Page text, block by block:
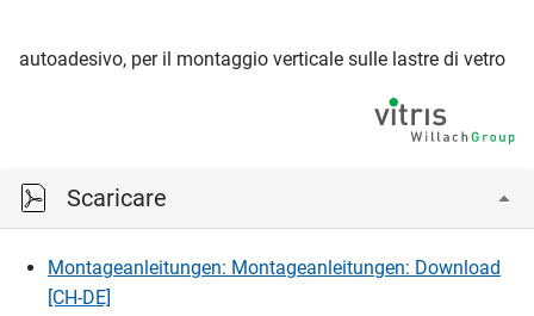
autoadesivo, per il montaggio verticale sulle lastre di vetro
Scaricare
Montageanleitungen: Montageanleitungen: Download
[CH-DE]